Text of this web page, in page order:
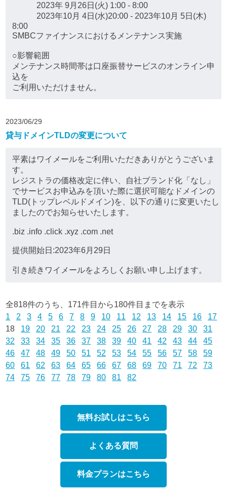
2023年 9月26日(火) 1:00 - 8:00
2023年10月 4日(水)20:00 - 2023年10月 5日(木)
8:00
SMBCファイナンスにおけるメンテナンス実施
○影響範囲
メンテナンス時間帯は口座振替サービスのオンライン申
込を
ご利用いただけません。
2023/06/29
貸与ドメインTLDの変更について
平素はワイメールをご利用いただきありがとうございま
す。
レジストラの価格改定に伴い、自社ブランド化「なし」
でサービスお申込みを頂いた際に選択可能なドメインの
TLD(トップレベルドメイン)を、以下の通りに変更いたし
ましたのでお知らせいたします。
.biz .info .click .xyz .com .net
提供開始日:2023年6月29日
引き続きワイメールをよろしくお願い申し上げます。
全818件のうち、171件目から180件目までを表示
1
2 3 4 5 6 7 8 9 10 11 12 13 14 15 16
17
18 19 20 21 22 23 24 25 26 27 28 29 30
31
32
33 34 35 36 37 38 39 40 41 42 43 44
45
46
47 48 49 50 51 52 53 54 55 56 57 58
59
60
61 62 63 64 65 66 67 68 69 70 71 72
73
74
75 76 77 78 79 80 81 82
無料お試しはこちら
よくある質問
料金プランはこちら